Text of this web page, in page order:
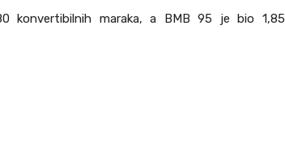
konvertibilnih maraka, a BMB 95 je bio 1,85